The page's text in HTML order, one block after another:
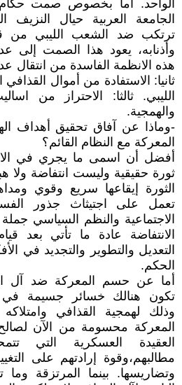
الواحد. أما بخصوص صمت حكام
الجامعة العربية حيال النزيف
ترتكب ضد الشعب الليبي من
وأذنابه، يعود هذا الصمت إلى
هذه الانظمة الفاسدة من انتقال
ثانيا: الاستفادة من أموال
الليبي. ثالثا: الاحتراز من
والهمجية.
-وماذا عن آفاق تحقيق أهداف
المعركة مع النظام القائم؟
أفضل أن اسمى ما يجري في الارض
ثورة حقيقية وليست انتفاضة ولا
الثورة إيقاعها سريع وقوي
تعمل على اجتيثاث جذور
الاجتماعية والنظم السياسي
الانتفاضة عادة ما تأتي بعد
التعديل والتطوير والتجديد في
الحكم.
أما عن حسم المعركة ضد آل
تكون هنالك خسائر جسيمة في
وذلك لهمجية القذافي
المعركة محسومة من الآن
العقيدة العسكرية التي
مطالبهم،وقوة إرادتهم على
وتضاريسها. بينما المرتزقة